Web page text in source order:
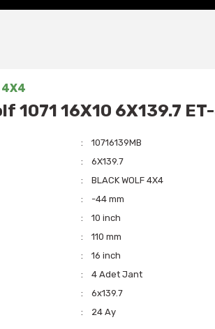
4X4
1071 16X10 6X139.7
10716139MB
6X139.7
BLACK WOLF 4X4
-44 mm
10 inch
110 mm
16 inch
4 Adet Jant
6x139.7
24 Ay